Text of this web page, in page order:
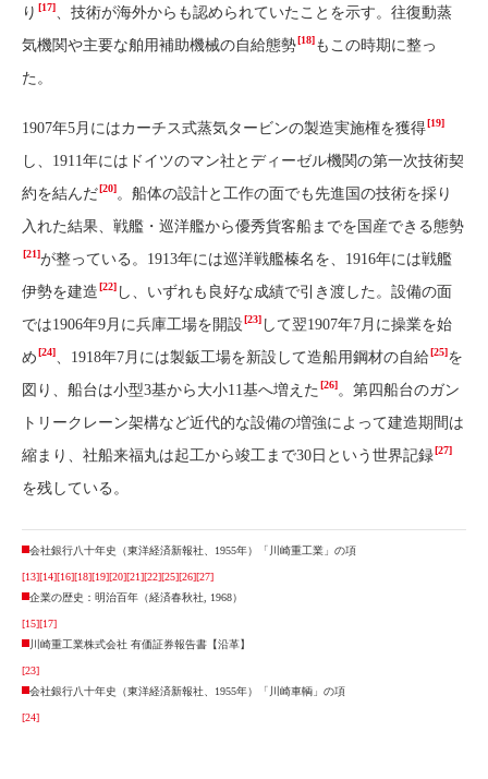
り [17]
、技術が海外からも認められていたことを示す。往復動蒸
気機関や主要な舶用補助機械の自給態勢[18]もこの時期に整っ
た。
1907年5月にはカーチス式蒸気タービンの製造実施権を獲得[19]
し、1911年にはドイツのマン社とディーゼル機関の第一次技術契
約を結んだ[20]。船体の設計と工作の面でも先進国の技術を採り
入れた結果、戦艦・巡洋艦から優秀貨客船までを国産できる態勢
[21]が整っている。1913年には巡洋戦艦榛名を、1916年には戦艦
伊勢を建造[22] し、いずれも良好な成績で引き渡した。設備の面
では1906年9月に兵庫工場を開設[23] して翌1907年7月に操業を始
め[24] 、1918年7月には製鈑工場を新設して造船用鋼材の自給[25]を
図り、船台は小型3基から大小11基へ増えた [26]。第四船台のガン
トリークレーン架構など近代的な設備の増強によって建造期間は
縮まり、社船来福丸は起工から竣工まで30日という世界記録[27]
を残している。
会社銀行八十年史（東洋経済新報社、1955年）「川崎重工業」の項
[13][14][16][18][19][20][21][22][25][26][27]
企業の歴史：明治百年（経済春秋社, 1968）
[15][17]
川崎重工業株式会社 有価証券報告書【沿革】
[23]
会社銀行八十年史（東洋経済新報社、1955年）「川崎車輌」の項
[24]